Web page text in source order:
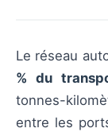
Le réseau
% du
tonnes-
entre les